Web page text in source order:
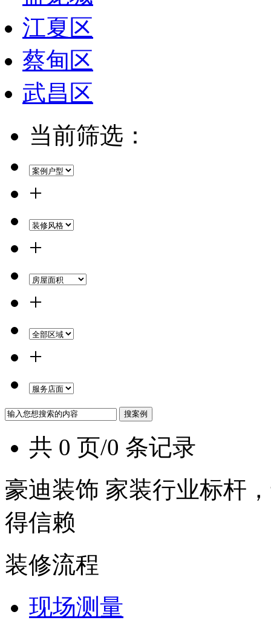
江夏区
蔡甸区
武昌区
当前筛选：
+
+
+
+
共 0 页/0 条记录
豪迪装饰 家装行业标杆
得信赖
装修流程
现场测量